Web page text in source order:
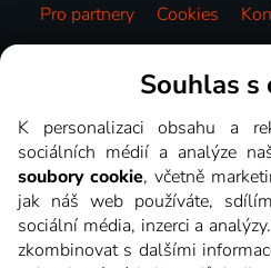
Pro partnery
Cookies
Souhlas s
K personalizaci obsahu a
sociálních médií a analýze
soubory cookie, včetně
jak náš web používáte,
sociální média, inzerci a
zkombinovat s dalšími